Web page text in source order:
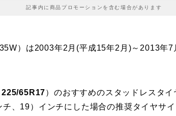
記事内に商品プロモーションを含む場合があります
）は2003年2月(平成15年2月)～2013年7
225/65R17）のおすすめのスタッドレスタ
、19）インチにした場合の推奨タイヤサ